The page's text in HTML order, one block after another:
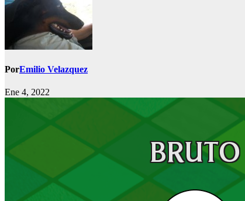
PorEmilio Velazquez
Ene 4, 2022